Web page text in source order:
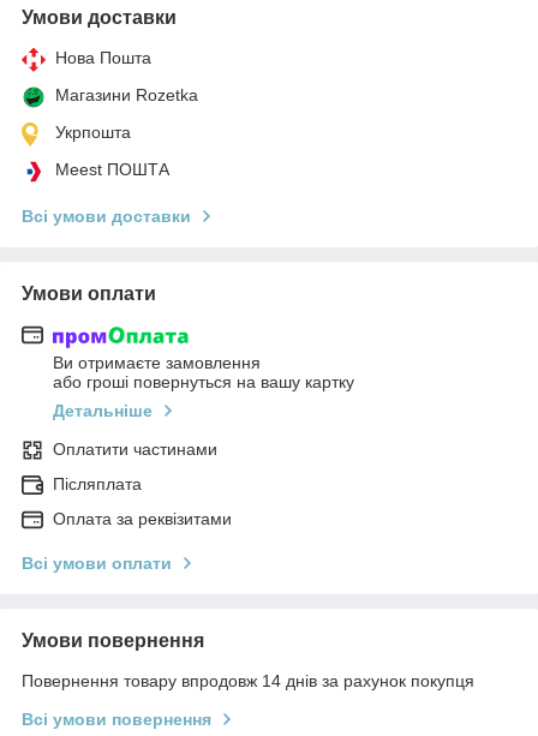
Умови доставки
Нова Пошта
Магазини Rozetka
Укрпошта
Meest ПОШТА
Всі умови доставки
Умови оплати
Ви отримаєте замовлення
або гроші повернуться на вашу картку
Детальніше
Оплатити частинами
Післяплата
Оплата за реквізитами
Всі умови оплати
Умови повернення
Повернення товару впродовж 14 днів за рахунок покупця
Всі умови повернення